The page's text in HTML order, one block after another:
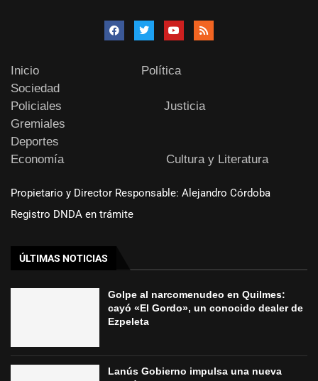
Inicio
Política
Sociedad
Policiales
Justicia
Gremiales
Deportes
Economía
Cultura y Literatura
Propietario y Director Responsable: Alejandro Córdoba
Registro DNDA en trámite
ÚLTIMAS NOTICIAS
Golpe al narcomenudeo en Quilmes:
cayó «El Gordo», un conocido dealer de
Ezpeleta
Lanús Gobierno impulsa una nueva